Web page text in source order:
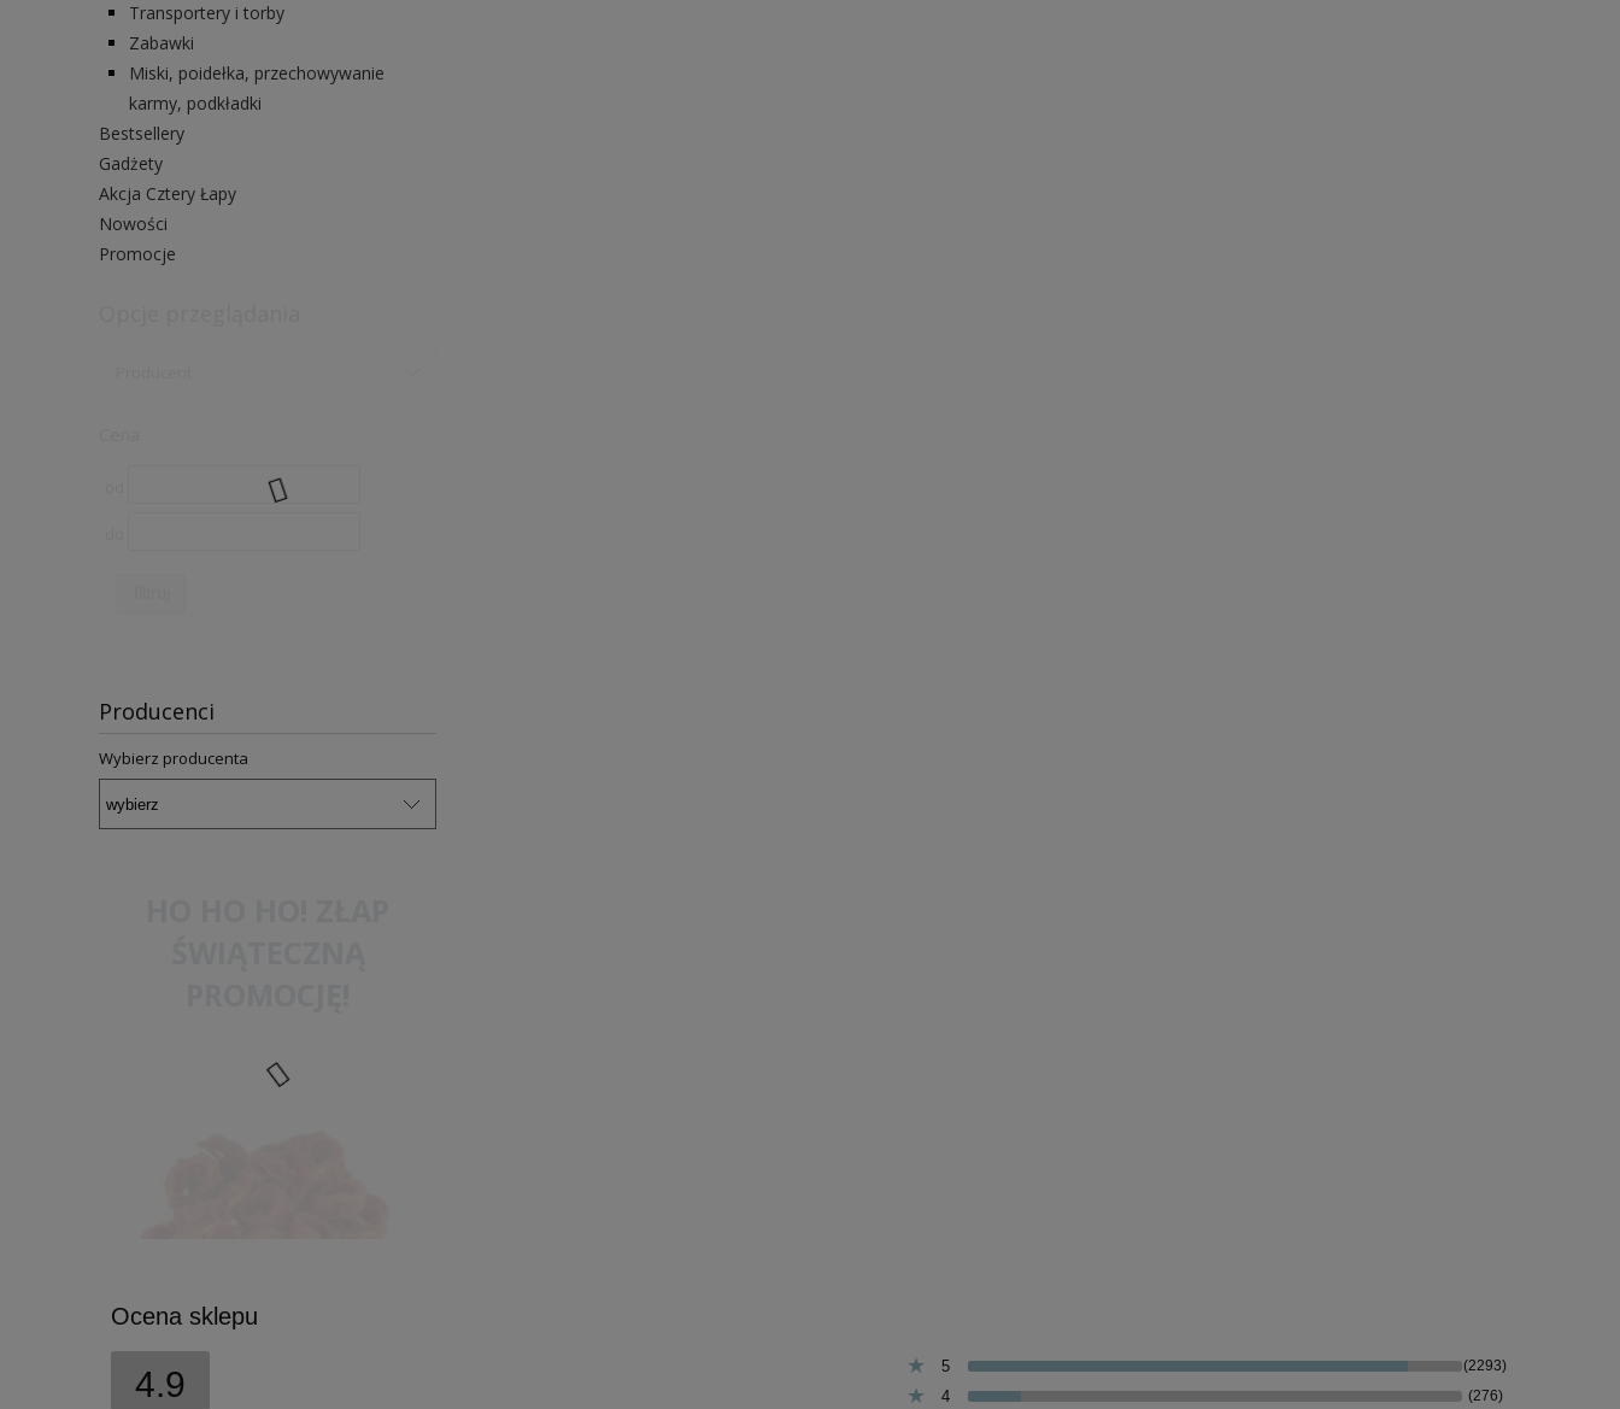
Transportery i torby
Zabawki
Miski, poidełka, przechowywanie
karmy, podkładki
Bestsellery
Gadżety
Akcja Cztery Łapy
Nowości
Promocje
Producenci
Wybierz producenta
Ocena sklepu
4.9 5 (2293)
4 (276)